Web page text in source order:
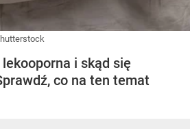
i skąd się
co na ten temat